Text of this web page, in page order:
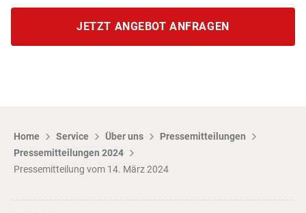
Home Service Über uns
Pressemitteilungen
Pressemitteilungen 2024
Pressemitteilung vom 14. März 2024
JETZT ANGEBOT ANFRAGEN